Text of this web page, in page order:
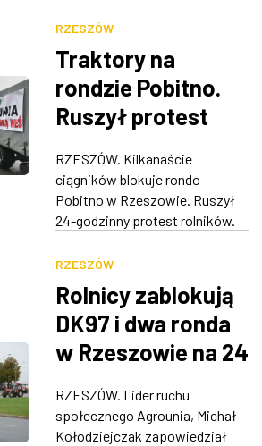
RZESZÓW
Traktory na
rondzie Pobitno.
Ruszył protest
[ZDJĘCIA]
RZESZÓW. Kilkanaście
ciągników blokuje rondo
Pobitno w Rzeszowie. Ruszył
24-godzinny protest rolników.
RZESZÓW
Rolnicy zablokują
DK97 i dwa ronda
w Rzeszowie na 24
RZESZÓW. Lider ruchu
społecznego Agrounia, Michał
Kołodziejczak zapowiedział